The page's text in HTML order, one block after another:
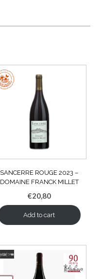
SANCERRE ROUGE 2023 –
DOMAINE FRANCK MILLET
€20,80
Add to cart